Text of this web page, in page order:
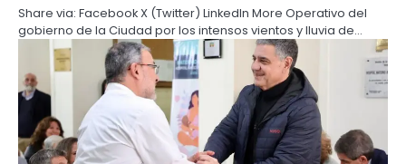
Share via: Facebook X (Twitter) LinkedIn More Operativo del
gobierno de la Ciudad por los intensos vientos y lluvia de…